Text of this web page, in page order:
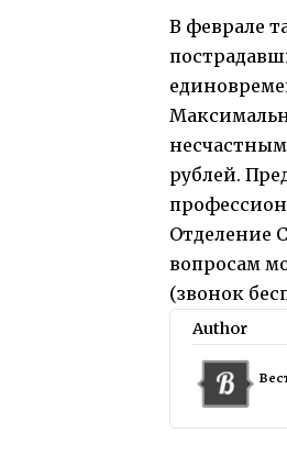
В феврале
несчастным
рублей.
Отделение
вопросам
(звонок
Author